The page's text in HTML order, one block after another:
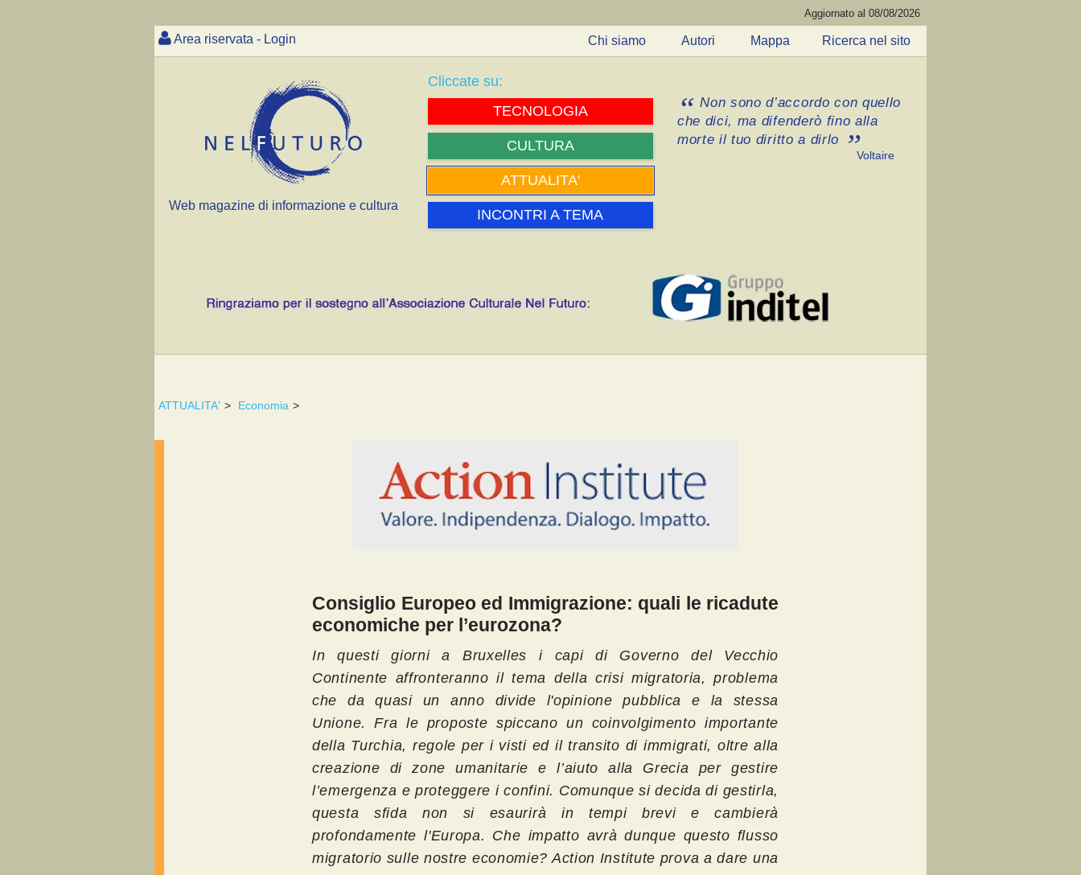
Aggiornato al 08/08/2026
Area riservata - Login Chi siamo Autori Mappa Ricerca nel sito
Web magazine di informazione e cultura
Cliccate su:
TECNOLOGIA
CULTURA
ATTUALITA'
INCONTRI A TEMA
Non sono d’accordo con quello
che dici, ma difenderò fino alla
morte il tuo diritto a dirlo
Voltaire
ATTUALITA' > Economia >
Consiglio Europeo ed Immigrazione: quali le ricadute
economiche per l’eurozona?
In questi giornia Bruxelles i capi di Governo del Vecchio
Continente affronteranno il tema della crisi migratoria,problema
che da quasi un anno divide l'opinione pubblica e la stessa
Unione. Fra le proposte spiccano un coinvolgimento importante
della Turchia, regole per i visti ed il transito di immigrati, oltre alla
creazione di zone umanitarie e l’aiuto alla Grecia per gestire
l’emergenza e proteggere i confini. Comunque si decida di gestirla,
questa sfida non si esaurirà in tempi brevi e cambierà
profondamente l'Europa. Che impatto avrà dunque questo flusso
migratorio sulle nostre economie? Action Institute prova a dare una